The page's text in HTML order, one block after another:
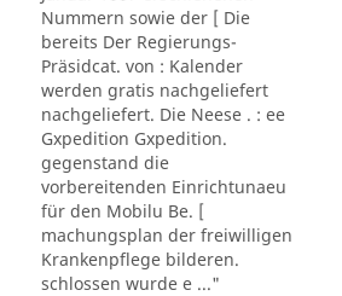
Nummern sowie der [ Die
bereits Der Regierungs-
Präsidcat. von : Kalender
werden gratis nachgeliefert
nachgeliefert. Die Neese . : ee
Gxpedition Gxpedition.
gegenstand die
vorbereitenden Einrichtunaeu
für den Mobilu Be. [
machungsplan der freiwilligen
Krankenpflege bilderen.
schlossen wurde e ..."